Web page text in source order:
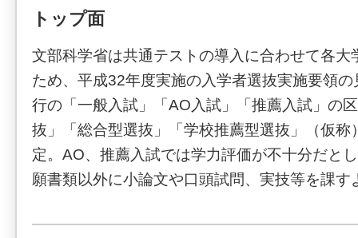
トップ面
文部科学省は共通テストの導入に合わせて各大
ため、平成32年度実施の入学者選抜実施要領
行の「一般入試」「AO入試」「推薦入試」の
抜」「総合型選抜」「学校推薦型選抜」（仮称
定。AO、推薦入試では学力評価が不十分だと
願書類以外に小論文や口頭試問、実技等を課す